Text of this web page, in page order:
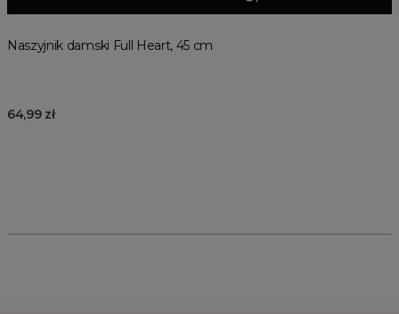
Naszyjnik damski Full Heart, 45 cm
64,99 zł